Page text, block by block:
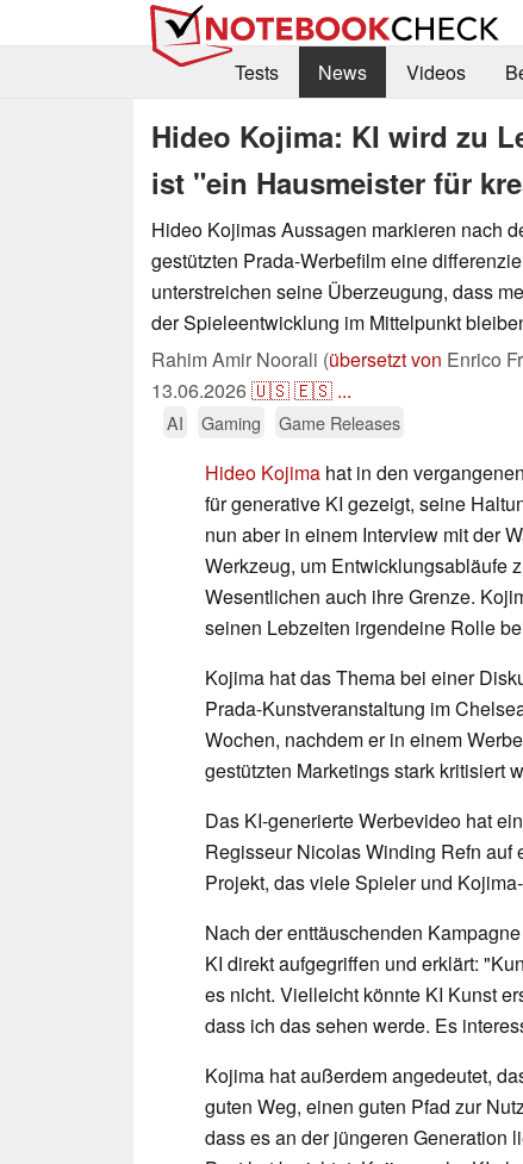
Tests
News Videos
Hideo Kojima: KI wird zu
ist "ein Hausmeister für
Hideo Kojimas Aussagen markieren nach
gestützten Prada-Werbefilm eine
unterstreichen seine Überzeugung, dass
der Spieleentwicklung im Mittelpunkt
Rahim Amir Noorali (übersetzt von Enrico
13.06.2026🇺🇸🇪🇸 ...
AI Gaming Game Releases
Hideo Kojima hat in den
für generative KI gezeigt, seine
nun aber in einem Interview mit der
Werkzeug, um Entwicklungsabläufe
Wesentlichen auch ihre Grenze.
seinen Lebzeiten irgendeine Rolle
Kojima hat das Thema bei einer
Prada-Kunstveranstaltung im
Wochen, nachdem er in einem
gestützten Marketings stark kritisiert
Das KI-generierte Werbevideo hat
Regisseur Nicolas Winding Refn auf
Projekt, das viele Spieler und
Nach der enttäuschenden
KI direkt aufgegriffen und erklärt:
es nicht. Vielleicht könnte KI Kunst
dass ich das sehen werde. Es
Kojima hat außerdem angedeutet,
guten Weg, einen guten Pfad zur
dass es an der jüngeren Generation